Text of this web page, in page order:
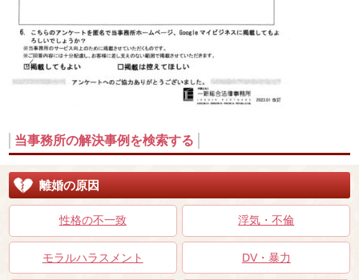
当事務所の解決事例を検索する
離婚の原因
性格の不一致 浮気・不倫
モラルハラスメント DV・暴力